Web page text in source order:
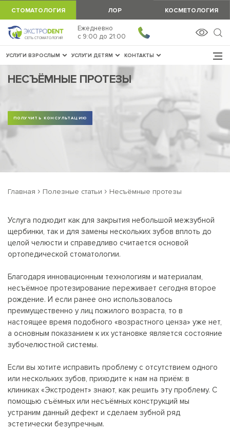
СТОМАТОЛОГИЯ ЛОР КОСМЕТОЛОГИЯ
СЕТЬ СТОМАТОЛОГИЙ
Ежедневно
c 9:00 до 21:00
ЗАПИСАТЬСЯ
УСЛУГИ ВЗРОСЛЫМ УСЛУГИ ДЕТЯМ КОНТАКТЫ
НЕСЪЁМНЫЕ ПРОТЕЗЫ
ПОЛУЧИТЬ КОНСУЛЬТАЦИЮ
Главная › Полезные статьи › Несъёмные протезы
Услуга подходит как для закрытия небольшой межзубной
щербинки, так и для замены нескольких зубов вплоть до
целой челюсти и справедливо считается основой
ортопедической стоматологии.
Благодаря инновационным технологиям и материалам,
несъёмное протезирование переживает сегодня второе
рождение. И если ранее оно использовалось
преимущественно у лиц пожилого возраста, то в
настоящее время подобного «возрастного ценза» уже нет,
а основным показанием к их установке является состояние
зубочелюстной системы.
Если вы хотите исправить проблему с отсутствием одного
или нескольких зубов, приходите к нам на приём: в
клиниках «Экстродент» знают, как решить эту проблему. С
помощью съёмных или несъёмных конструкций мы
устраним данный дефект и сделаем зубной ряд
эстетически безупречным.